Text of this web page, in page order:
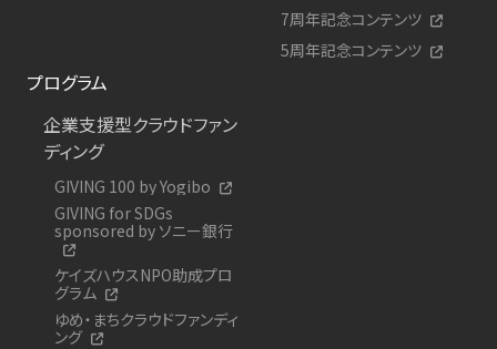
7周年記念コンテンツ
5周年記念コンテンツ
プログラム
企業支援型クラウドファン
ディング
GIVING 100 by Yogibo
GIVING for SDGs
sponsored by ソニー銀行
ケイズハウスNPO助成プロ
グラム
ゆめ・まちクラウドファンディ
ング